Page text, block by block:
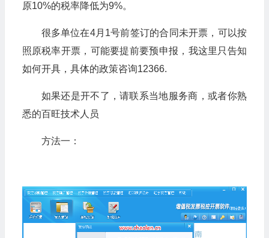
原10%的税率降低为9%。
很多单位在4月1号前签订的合同未开票，可以按
照原税率开票，可能要提前要预申报，我这里只告知
如何开具，具体的政策咨询12366.
如果还是开不了，请联系当地服务商，或者你熟
悉的百旺技术人员
方法一：